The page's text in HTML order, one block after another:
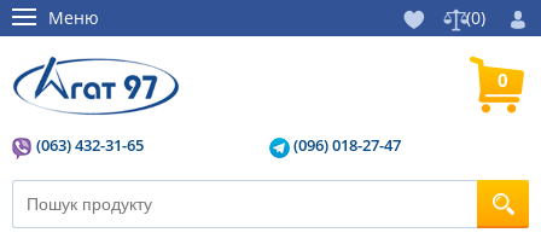
Меню (0)
(063) 432-31-65 (096) 018-27-47
0